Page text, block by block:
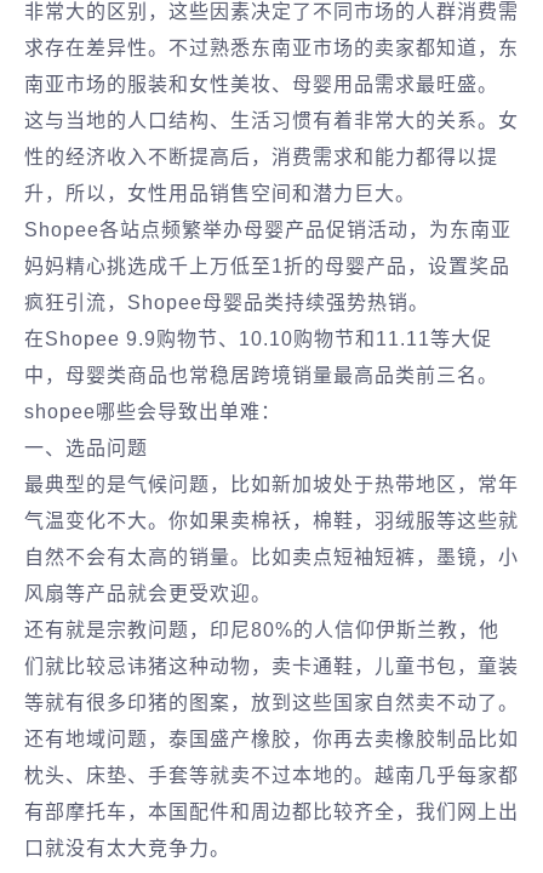
非常大的区别，这些因素决定了不同市场的人群消费需
求存在差异性。不过熟悉东南亚市场的卖家都知道，东
南亚市场的服装和女性美妆、母婴用品需求最旺盛。
这与当地的人口结构、生活习惯有着非常大的关系。女
性的经济收入不断提高后，消费需求和能力都得以提
升，所以，女性用品销售空间和潜力巨大。
Shopee各站点频繁举办母婴产品促销活动，为东南亚
妈妈精心挑选成千上万低至1折的母婴产品，设置奖品
疯狂引流，Shopee母婴品类持续强势热销。
在Shopee 9.9购物节、10.10购物节和11.11等大促
中，母婴类商品也常稳居跨境销量最高品类前三名。
shopee哪些会导致出单难：
一、选品问题
最典型的是气候问题，比如新加坡处于热带地区，常年
气温变化不大。你如果卖棉袄，棉鞋，羽绒服等这些就
自然不会有太高的销量。比如卖点短袖短裤，墨镜，小
风扇等产品就会更受欢迎。
还有就是宗教问题，印尼80%的人信仰伊斯兰教，他
们就比较忌讳猪这种动物，卖卡通鞋，儿童书包，童装
等就有很多印猪的图案，放到这些国家自然卖不动了。
还有地域问题，泰国盛产橡胶，你再去卖橡胶制品比如
枕头、床垫、手套等就卖不过本地的。越南几乎每家都
有部摩托车，本国配件和周边都比较齐全，我们网上出
口就没有太大竞争力。